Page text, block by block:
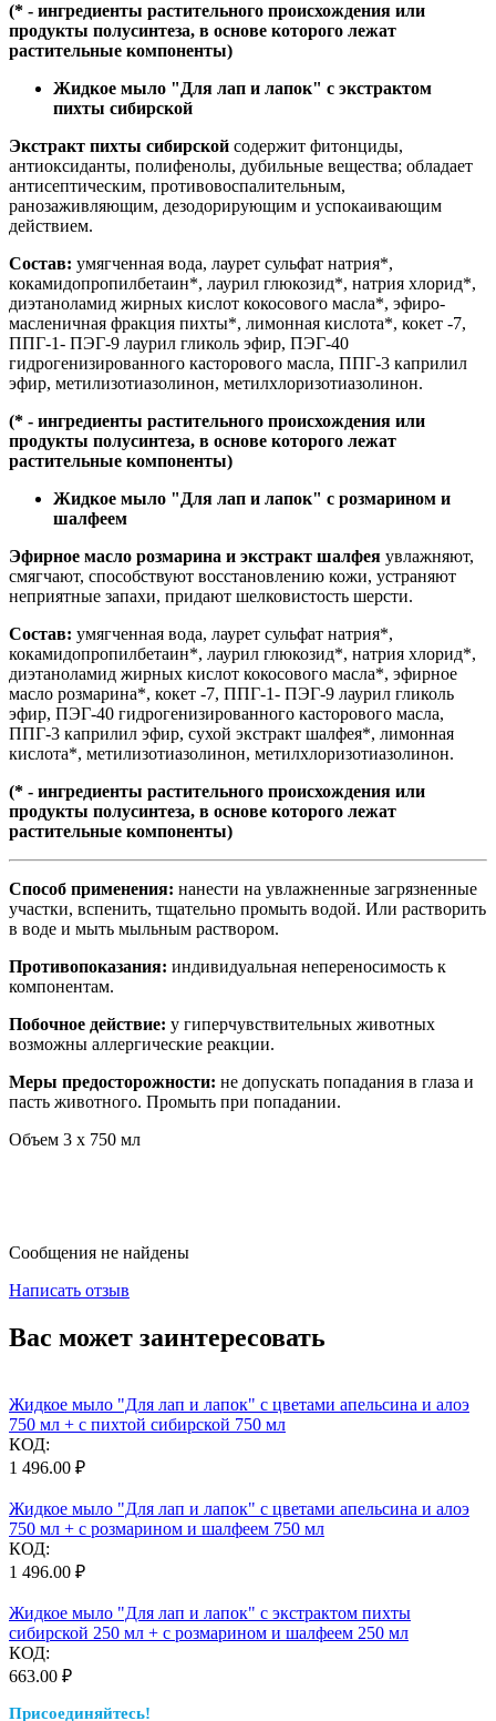
(* - ингредиенты растительного происхождения или
продукты полусинтеза, в основе которого лежат
растительные компоненты)
Жидкое мыло "Для лап и лапок" с экстрактом
пихты сибирской
Экстракт пихты сибирской содержит фитонциды,
антиоксиданты, полифенолы, дубильные вещества; обладает
антисептическим, противовоспалительным,
ранозаживляющим, дезодорирующим и успокаивающим
действием.
Состав: умягченная вода, лаурет сульфат натрия*,
кокамидопропилбетаин*, лаурил глюкозид*, натрия хлорид*,
диэтаноламид жирных кислот кокосового масла*, эфиро-
масленичная фракция пихты*, лимонная кислота*, кокет -7,
ППГ-1- ПЭГ-9 лаурил гликоль эфир, ПЭГ-40
гидрогенизированного касторового масла, ППГ-3 каприлил
эфир, метилизотиазолинон, метилхлоризотиазолинон.
(* - ингредиенты растительного происхождения или
продукты полусинтеза, в основе которого лежат
растительные компоненты)
Жидкое мыло "Для лап и лапок" с розмарином и
шалфеем
Эфирное масло розмарина и экстракт шалфея увлажняют,
смягчают, способствуют восстановлению кожи, устраняют
неприятные запахи, придают шелковистость шерсти.
Состав: умягченная вода, лаурет сульфат натрия*,
кокамидопропилбетаин*, лаурил глюкозид*, натрия хлорид*,
диэтаноламид жирных кислот кокосового масла*, эфирное
масло розмарина*, кокет -7, ППГ-1- ПЭГ-9 лаурил гликоль
эфир, ПЭГ-40 гидрогенизированного касторового масла,
ППГ-3 каприлил эфир, сухой экстракт шалфея*, лимонная
кислота*, метилизотиазолинон, метилхлоризотиазолинон.
(* - ингредиенты растительного происхождения или
продукты полусинтеза, в основе которого лежат
растительные компоненты)
Способ применения: нанести на увлажненные загрязненные
участки, вспенить, тщательно промыть водой. Или растворить
в воде и мыть мыльным раствором.
Противопоказания: индивидуальная непереносимость к
компонентам.
Побочное действие: у гиперчувствительных животных
возможны аллергические реакции.
Меры предосторожности: не допускать попадания в глаза и
пасть животного. Промыть при попадании.
Объем 3 х 750 мл
Сообщения не найдены
Написать отзыв
Вас может заинтересовать
Жидкое мыло "Для лап и лапок" с цветами апельсина и алоэ
750 мл + с пихтой сибирской 750 мл
КОД:
1 496.00 ₽
Жидкое мыло "Для лап и лапок" с цветами апельсина и алоэ
750 мл + с розмарином и шалфеем 750 мл
КОД:
1 496.00 ₽
Жидкое мыло "Для лап и лапок" с экстрактом пихты
сибирской 250 мл + с розмарином и шалфеем 250 мл
КОД:
663.00 ₽
Присоединяйтесь!